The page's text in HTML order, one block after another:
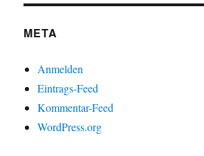
META
Anmelden
Eintrags-Feed
Kommentar-Feed
WordPress.org